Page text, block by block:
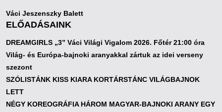
Váci Jeszenszky Balett
ELŐADÁSAINK
DREAMGIRLS „3” Váci Világi Vigalom 2026. Főtér 21:00 óra
Világ- és Európa-bajnoki aranyakkal zártuk az idei verseny
szezont
SZÓLISTÁNK KISS KIARA KORTÁRSTÁNC VILÁGBAJNOK
LETT
NÉGY KOREOGRÁFIA HÁROM MAGYAR-BAJNOKI ARANY EGY